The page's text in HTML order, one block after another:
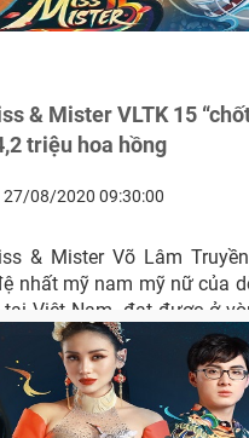
& Mister VLTK 15
triệu hoa hồng
27/08/2020 09:30:00
& Mister Võ Lâm
nhất mỹ nam mỹ nữ của
tại Việt Nam, đạt được ở
trầm trồ.